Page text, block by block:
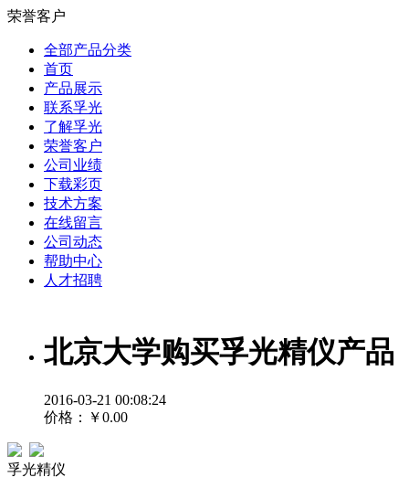
荣誉客户
全部产品分类
首页
产品展示
联系孚光
了解孚光
荣誉客户
公司业绩
下载彩页
技术方案
在线留言
公司动态
帮助中心
人才招聘
北京大学购买孚光精仪产品
2016-03-21 00:08:24
价格：
￥0.00
孚光精仪